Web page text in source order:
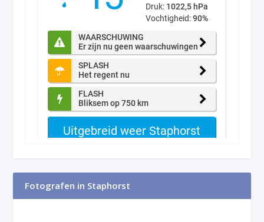
Fotografen in Staphorst